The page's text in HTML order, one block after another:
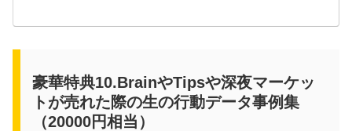
豪華特典10.BrainやTipsや深夜マーケッ
トが売れた際の生の行動データ事例集
（20000円相当）